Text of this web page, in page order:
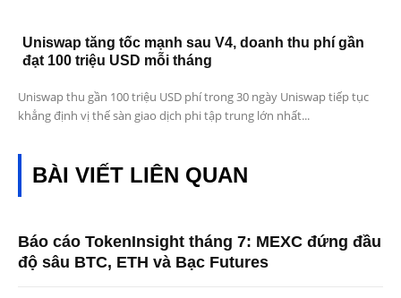
Uniswap tăng tốc mạnh sau V4, doanh thu phí gần
đạt 100 triệu USD mỗi tháng
Uniswap thu gần 100 triệu USD phí trong 30 ngày Uniswap tiếp tục
khẳng định vị thế sàn giao dịch phi tập trung lớn nhất...
BÀI VIẾT LIÊN QUAN
Báo cáo TokenInsight tháng 7: MEXC đứng đầu
độ sâu BTC, ETH và Bạc Futures